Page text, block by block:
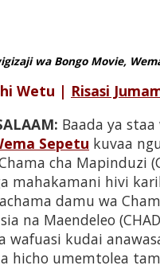
wa Bongo Movie,
Wetu | Risasi
Baada ya
Sepetu kuvaa
cha Mapinduzi
mahakamani hivi
damu wa
na Maendeleo
wafuasi kudai
hicho umemtolea